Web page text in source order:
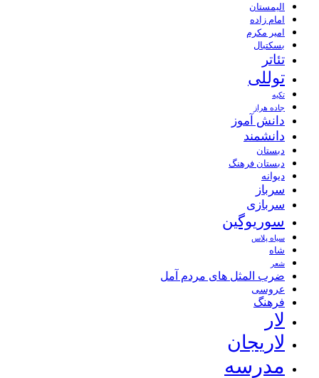
الیمستان
امام زاده
امیر مکرم
بسکتبال
تئاتر
توللی
تکیه
جاده هراز
دانش آموز
دانشمند
دبستان
دبستان فرهنگ
دیوانه
سرباز
سربازی
سوریوگین
سیاه پلاس
شاه
شعر
ضرب المثل های مردم آمل
عروسی
فرهنگ
لار
لاریجان
مدرسه